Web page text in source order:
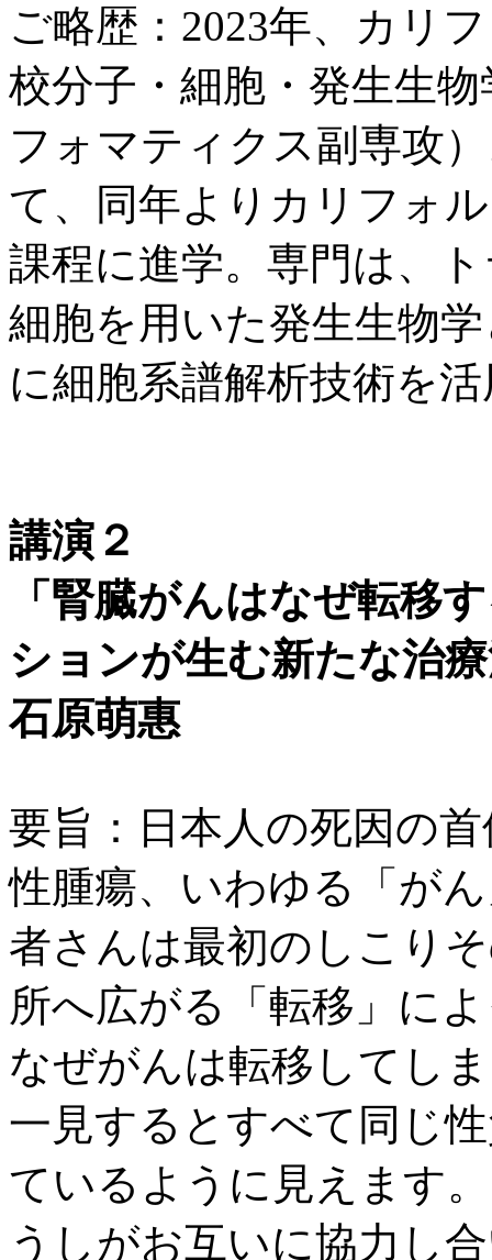
ご略歴：2023年、カリ
校分子・細胞・発生生
フォマティクス副専攻
て、同年よりカリフォ
課程に進学。専門は、
細胞を用いた発生生物
に細胞系譜解析技術を
講演２
「腎臓がんはなぜ転移
ションが生む新たな治
石原萌惠
要旨：日本人の死因の
性腫瘍、いわゆる「が
者さんは最初のしこり
所へ広がる「転移」に
なぜがんは転移してし
一見するとすべて同じ
ているように見えます
うしがお互いに協力し